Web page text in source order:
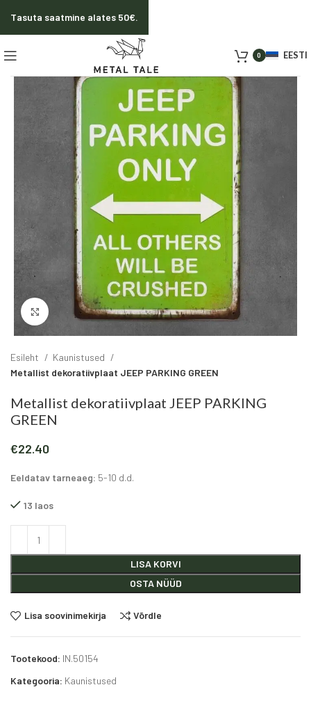
0 EESTI
Click to enlarge
Esileht
Kaunistused
Metallist dekoratiivplaat JEEP PARKING GREEN
Metallist dekoratiivplaat JEEP PARKING
GREEN
€22.40
Eeldatav tarneaeg: 5-10 d.d.
13 laos
LISA KORVI
OSTA NÜÜD
Lisa soovinimekirja Võrdle
Tootekood: IN.50154
Kategooria: Kaunistused
Tasuta saatmine alates 50€.